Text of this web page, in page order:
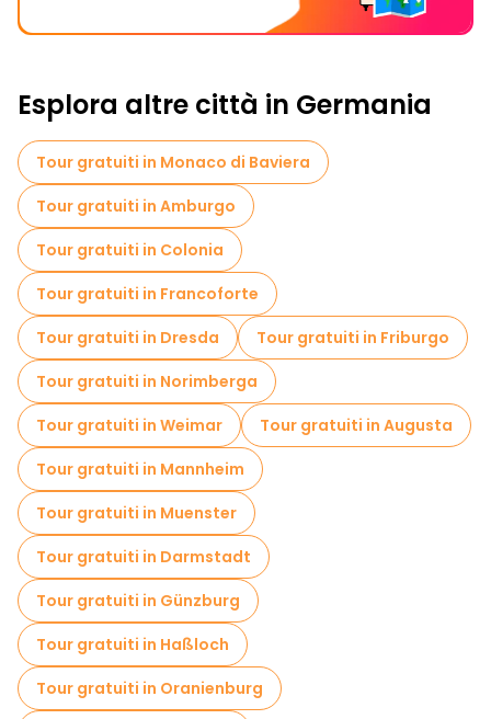
Esplora altre città in Germania
Tour gratuiti in Monaco di Baviera
Tour gratuiti in Amburgo
Tour gratuiti in Colonia
Tour gratuiti in Francoforte
Tour gratuiti in Dresda
Tour gratuiti in Friburgo
Tour gratuiti in Norimberga
Tour gratuiti in Weimar
Tour gratuiti in Augusta
Tour gratuiti in Mannheim
Tour gratuiti in Muenster
Tour gratuiti in Darmstadt
Tour gratuiti in Günzburg
Tour gratuiti in Haßloch
Tour gratuiti in Oranienburg